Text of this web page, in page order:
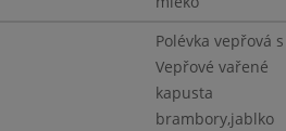
Polévka vepřová
Vepřové vařené
kapusta
brambory,jablko